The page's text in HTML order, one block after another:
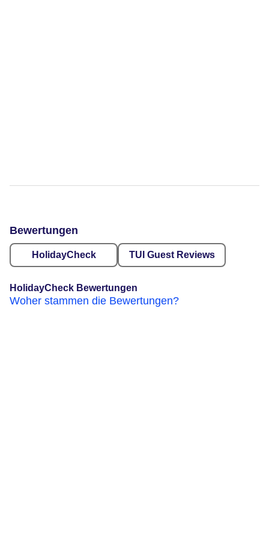
Bewertungen
HolidayCheck TUI Guest Reviews
HolidayCheck Bewertungen
Woher stammen die Bewertungen?